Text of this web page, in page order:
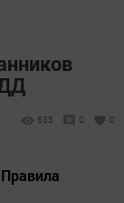
635 0 0